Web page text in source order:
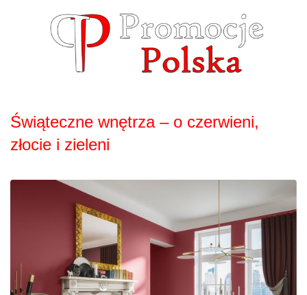
Świąteczne wnętrza – o czerwieni,
złocie i zieleni